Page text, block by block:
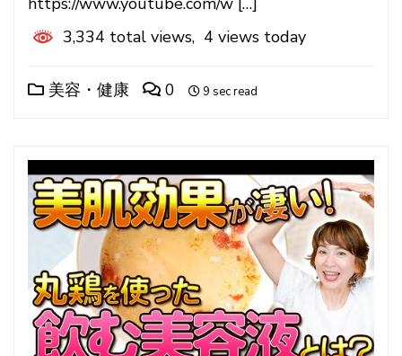
3,334 total views, 4 views today
美容・健康 0 9 sec read